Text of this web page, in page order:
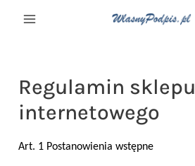
Regulamin sklepu
internetowego
Art. 1 Postanowienia wstępne